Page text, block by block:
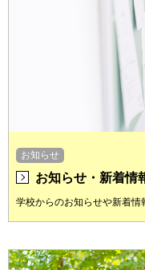
お知らせ
お知らせ・新着情
学校からのお知らせや新着情